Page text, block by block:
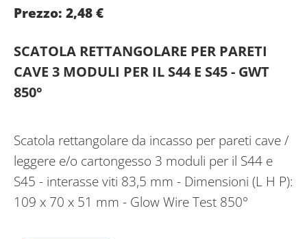
Prezzo: 2,48€
SCATOLA RETTANGOLARE PER PARETI
CAVE 3 MODULI PER IL S44 E S45 - GWT
850°
Scatola rettangolare da incasso per pareti cave /
leggere e/o cartongesso 3 moduli per il S44 e
S45 - interasse viti 83,5 mm - Dimensioni (L H P):
109 x 70 x 51 mm - Glow Wire Test 850°